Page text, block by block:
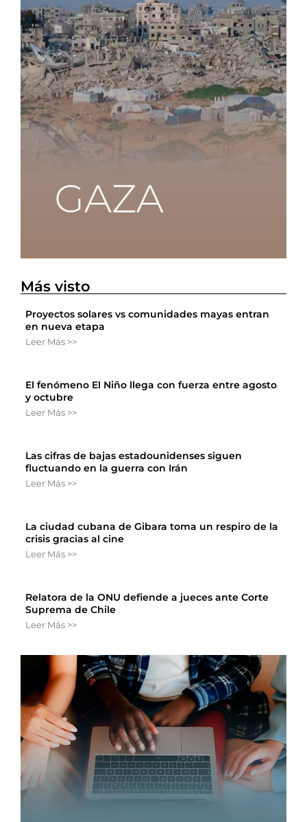
Más visto
Proyectos solares vs comunidades mayas entran
en nueva etapa
Leer Más >>
El fenómeno El Niño llega con fuerza entre agosto
y octubre
Leer Más >>
Las cifras de bajas estadounidenses siguen
fluctuando en la guerra con Irán
Leer Más >>
La ciudad cubana de Gibara toma un respiro de la
crisis gracias al cine
Leer Más >>
Relatora de la ONU defiende a jueces ante Corte
Suprema de Chile
Leer Más >>